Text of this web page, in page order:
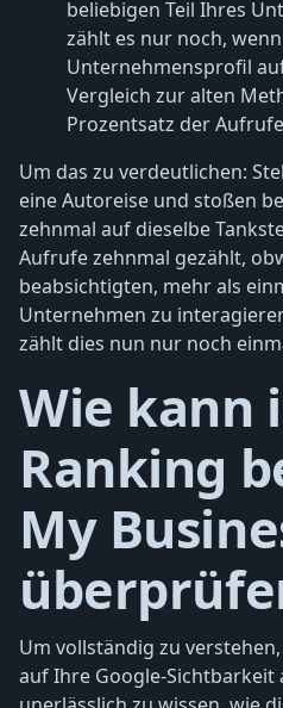
beliebigen Teil Ihres
zählt es nur noch,
Unternehmensprofil
Vergleich zur alten
Prozentsatz der
Um das zu verdeutlichen:
eine Autoreise und stoßen
zehnmal auf dieselbe
Aufrufe zehnmal gezählt,
beabsichtigten, mehr als
Unternehmen zu
zählt dies nun nur noch
Wie kann
Ranking
My
Um vollständig zu
auf Ihre Google-Sichtbarkeit